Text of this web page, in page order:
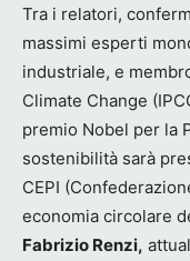
Tra i relatori,
massimi esperti
industriale, e
Climate Change
premio Nobel per la
sostenibilità sarà
CEPI
economia circolare
Fabrizio Renzi,